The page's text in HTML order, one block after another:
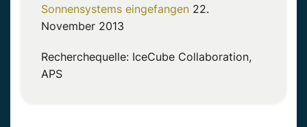
Sonnensystems eingefangen 22.
November 2013
Recherchequelle: IceCube Collaboration,
APS